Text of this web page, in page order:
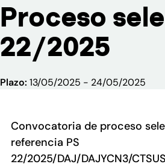
Proceso
22/2025
Plazo: 13/05/2025 - 24/05/2025
Convocatoria de proceso
referencia PS
22/2025/DAJ/DAJYCN3/